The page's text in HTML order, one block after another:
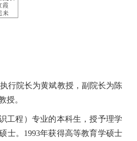
行院长为黄斌教授，副院长为陈
授。
工程）专业的本科生，授予理学
士。 1993年获得高等教育学硕士